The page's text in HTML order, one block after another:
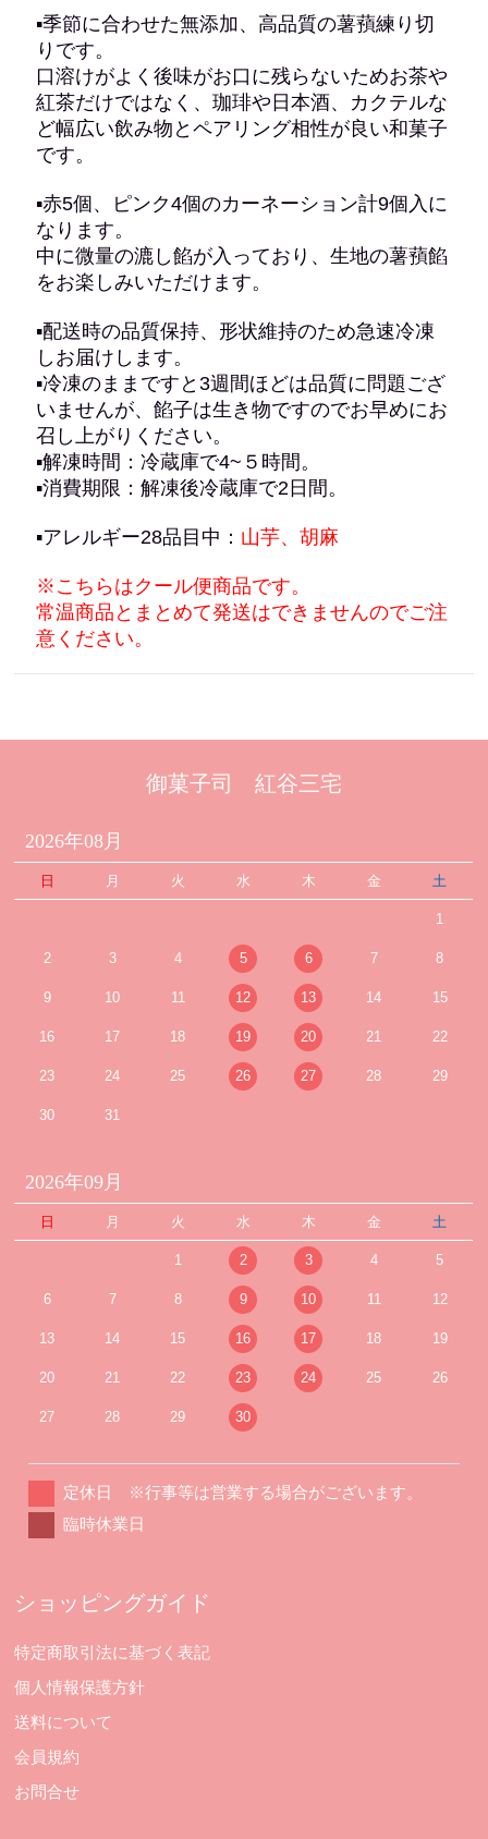
▪季節に合わせた無添加、高品質の薯蕷練り切
りです。
口溶けがよく後味がお口に残らないためお茶や
紅茶だけではなく、珈琲や日本酒、カクテルな
ど幅広い飲み物とペアリング相性が良い和菓子
です。
▪赤5個、ピンク4個のカーネーション計9個入に
なります。
中に微量の漉し餡が入っており、生地の薯蕷餡
をお楽しみいただけます。
▪配送時の品質保持、形状維持のため急速冷凍
しお届けします。
▪冷凍のままですと3週間ほどは品質に問題ござ
いませんが、餡子は生き物ですのでお早めにお
召し上がりください。
▪解凍時間：冷蔵庫で4~５時間。
▪消費期限：解凍後冷蔵庫で2日間。
▪アレルギー28品目中： 山芋、胡麻
※ こちらはクール便商品です。
常温商品とまとめて発送はできませんのでご注
意ください。
御菓子司 紅谷三宅
2026年08月
日 月 火 水 木 金 土
1
2 3 4 5 6 7 8
9 10 11 12 13 14 15
16 17 18 19 20 21 22
23 24 25 26 27 28 29
30 31
2026年09月
日 月 火 水 木 金 土
1 2 3 4 5
6 7 8 9 10 11 12
13 14 15 16 17 18 19
20 21 22 23 24 25 26
27 28 29 30
定休日 ※行事等は営業する場合がございます。
臨時休業日
ショッピングガイド
特定商取引法に基づく表記
個人情報保護方針
送料について
会員規約
お問合せ